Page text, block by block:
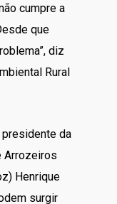
cumpre a
que
diz
Rural
da
Arrozeiros
Henrique
surgir